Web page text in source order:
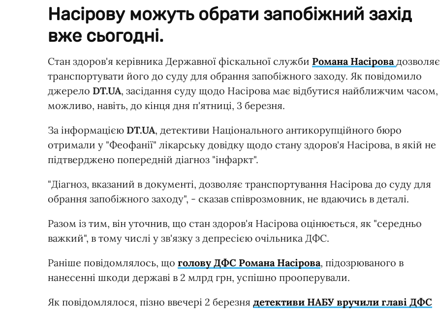
Насірову можуть обрати запобіжний захід
вже сьогодні.
Стан здоров'я керівника Державної фіскальної служби Романа Насірова дозволяє
транспортувати його до суду для обрання запобіжного заходу. Як повідомило
джерело DT.UA, засідання суду щодо Насірова має відбутися найближчим часом,
можливо, навіть, до кінця дня п'ятниці, 3 березня.
За інформацією DT.UA, детективи Національного антикорупційного бюро
отримали у "Феофанії" лікарську довідку щодо стану здоров'я Насірова, в якій не
підтверджено попередній діагноз "інфаркт".
"Діагноз, вказаний в документі, дозволяє транспортування Насірова до суду для
обрання запобіжного заходу", - сказав співрозмовник, не вдаючись в деталі.
Разом із тим, він уточнив, що стан здоров'я Насірова оцінюється, як "середньо
важкий", в тому числі у зв'язку з депресією очільника ДФС.
Раніше повідомлялось, що голову ДФС Романа Насірова, підозрюваного в
нанесенні шкоди державі в 2 млрд грн, успішно прооперували.
Як повідомлялося, пізно ввечері 2 березня детективи НАБУ вручили главі ДФС